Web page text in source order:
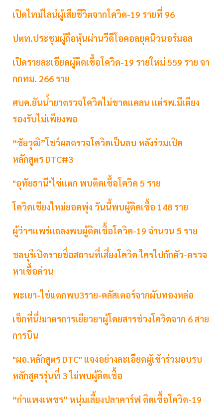
เปิดไทม์ไลน์ผู้เสียชีวิตจากโควิด-19 รายที่ 96
ปตท.ประชุมผู้ถือหุ้นผ่านวีดีโอคอลยุคนิวนอร์มอล
เปิดรายละเอียดผู้ติดเชื้อโควิด-19 รายใหม่ 559 ราย จา
กกทม. 266 ราย
ศบค.ยันน้ำยาตรวจโควิดไม่ขาดแคลน แต่รพ.มีเตียง
รองรับไม่เพียงพอ
“ชัยวุฒิ”โชว์ผลตรวจโควิดเป็นลบ หลังร่วมเปิด
หลักสูตร DTC#3
"อุทัยธานี"ไข่แตก พบติดเชื้อโควิด 5 ราย
โควิดเชียงใหม่ยอดพุ่ง วันนี้พบผู้ติดเชื้อ 148 ราย
ผู้ว่าฯแพร่แถลงพบผู้ติดเชื้อโควิด-19 จำนวน 5 ราย
ชลบุรีเปิดรายชื่อสถานที่เสี่ยงโควิด ใครไปกักตัว-ตรวจ
หาเชื้อด่วน
พะเยา-ไข่แตกพบ3ราย-คลัสเตอร์จากผับทองหล่อ
เช็กที่นี่!มาตรการเยียวยาผู้โดยสารช่วงโควิดจาก 6 สาย
การบิน
"ผอ.หลักสูตร DTC" แจงอย่างละเอียดผู้เข้าร่วมอบรบ
หลักสูตรรุ่นที่ 3 ไม่พบผู้ติดเชื้อ
“กำแพงเพชร” หนุ่มเลี้ยงปลาคาร์ฟ ติดเชื้อโควิด-19